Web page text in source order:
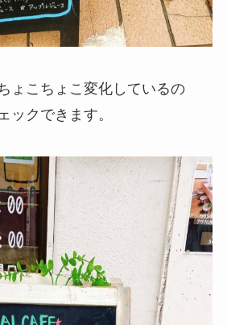
ょこちょこ変化しているの
ックできます。